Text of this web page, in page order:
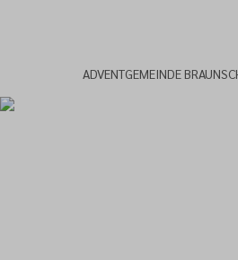
ADVENTGEMEINDE